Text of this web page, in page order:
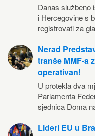
Danas službeno
i Hercegovine s
registrovati za
Nerad
tranše MMF-a
operativan!
U protekla dva
Parlamenta
sjednica Doma
Lideri EU u